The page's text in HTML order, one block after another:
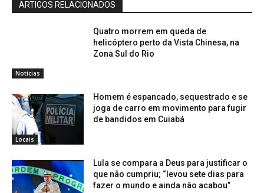
ARTIGOS RELACIONADOS
Notícias
Quatro morrem em queda de
helicóptero perto da Vista Chinesa, na
Zona Sul do Rio
Locais
Homem é espancado, sequestrado e se
joga de carro em movimento para fugir
de bandidos em Cuiabá
Lula se compara a Deus para justificar o
que não cumpriu; “levou sete dias para
fazer o mundo e ainda não acabou”